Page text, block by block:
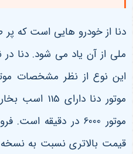
دنا از خودرو هایی است که پر
ملی از آن یاد می شود. دنا
این نوع از نظر مشخصات
موتور دنا
موتور 6000 در دقیقه
قیمت بالاتری نسبت به